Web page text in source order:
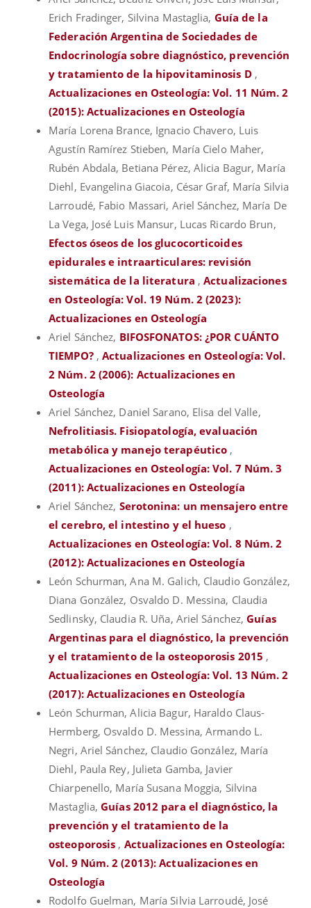
Erich Fradinger, Silvina Mastaglia, Guía de la
Federación Argentina de Sociedades de
Endocrinología sobre diagnóstico, prevención
y tratamiento de la hipovitaminosis D ,
Actualizaciones en Osteología: Vol. 11 Núm. 2
(2015): Actualizaciones en Osteología
María Lorena Brance, Ignacio Chavero, Luis
Agustín Ramírez Stieben, María Cielo Maher,
Rubén Abdala, Betiana Pérez, Alicia Bagur, María
Diehl, Evangelina Giacoia, César Graf, María Silvia
Larroudé, Fabio Massari, Ariel Sánchez, María De
La Vega, José Luis Mansur, Lucas Ricardo Brun,
Efectos óseos de los glucocorticoides
epidurales e intraarticulares: revisión
sistemática de la literatura ,Actualizaciones
en Osteología: Vol. 19 Núm. 2 (2023):
Actualizaciones en Osteología
Ariel Sánchez, BIFOSFONATOS: ¿POR CUÁNTO
TIEMPO? ,Actualizaciones en Osteología: Vol.
2 Núm. 2 (2006): Actualizaciones en
Osteología
Ariel Sánchez, Daniel Sarano, Elisa del Valle,
Nefrolitiasis. Fisiopatología, evaluación
metabólica y manejo terapéutico ,
Actualizaciones en Osteología: Vol. 7 Núm. 3
(2011): Actualizaciones en Osteología
Ariel Sánchez, Serotonina: un mensajero entre
el cerebro, el intestino y el hueso ,
Actualizaciones en Osteología: Vol. 8 Núm. 2
(2012): Actualizaciones en Osteología
León Schurman, Ana M. Galich, Claudio González,
Diana González, Osvaldo D. Messina, Claudia
Sedlinsky, Claudia R. Uña, Ariel Sánchez,Guías
Argentinas para el diagnóstico, la prevención
y el tratamiento de la osteoporosis 2015 ,
Actualizaciones en Osteología: Vol. 13 Núm. 2
(2017): Actualizaciones en Osteología
León Schurman, Alicia Bagur, Haraldo Claus-
Hermberg, Osvaldo D. Messina, Armando L.
Negri, Ariel Sánchez, Claudio González, María
Diehl, Paula Rey, Julieta Gamba, Javier
Chiarpenello, María Susana Moggia, Silvina
Mastaglia,Guías 2012 para el diagnóstico, la
prevención y el tratamiento de la
osteoporosis , Actualizaciones en Osteología:
Vol. 9 Núm. 2 (2013): Actualizaciones en
Osteología
Rodolfo Guelman, María Silvia Larroudé, José